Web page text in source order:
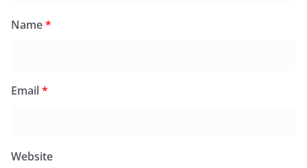
Name*
Email*
Website